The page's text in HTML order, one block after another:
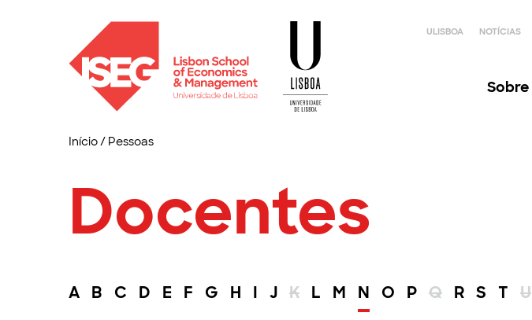
ULISBOA NOTÍCIAS
Sobre
Início/ Pessoas
Docentes
A B C D E F G H I J K L M N O P Q R S T U